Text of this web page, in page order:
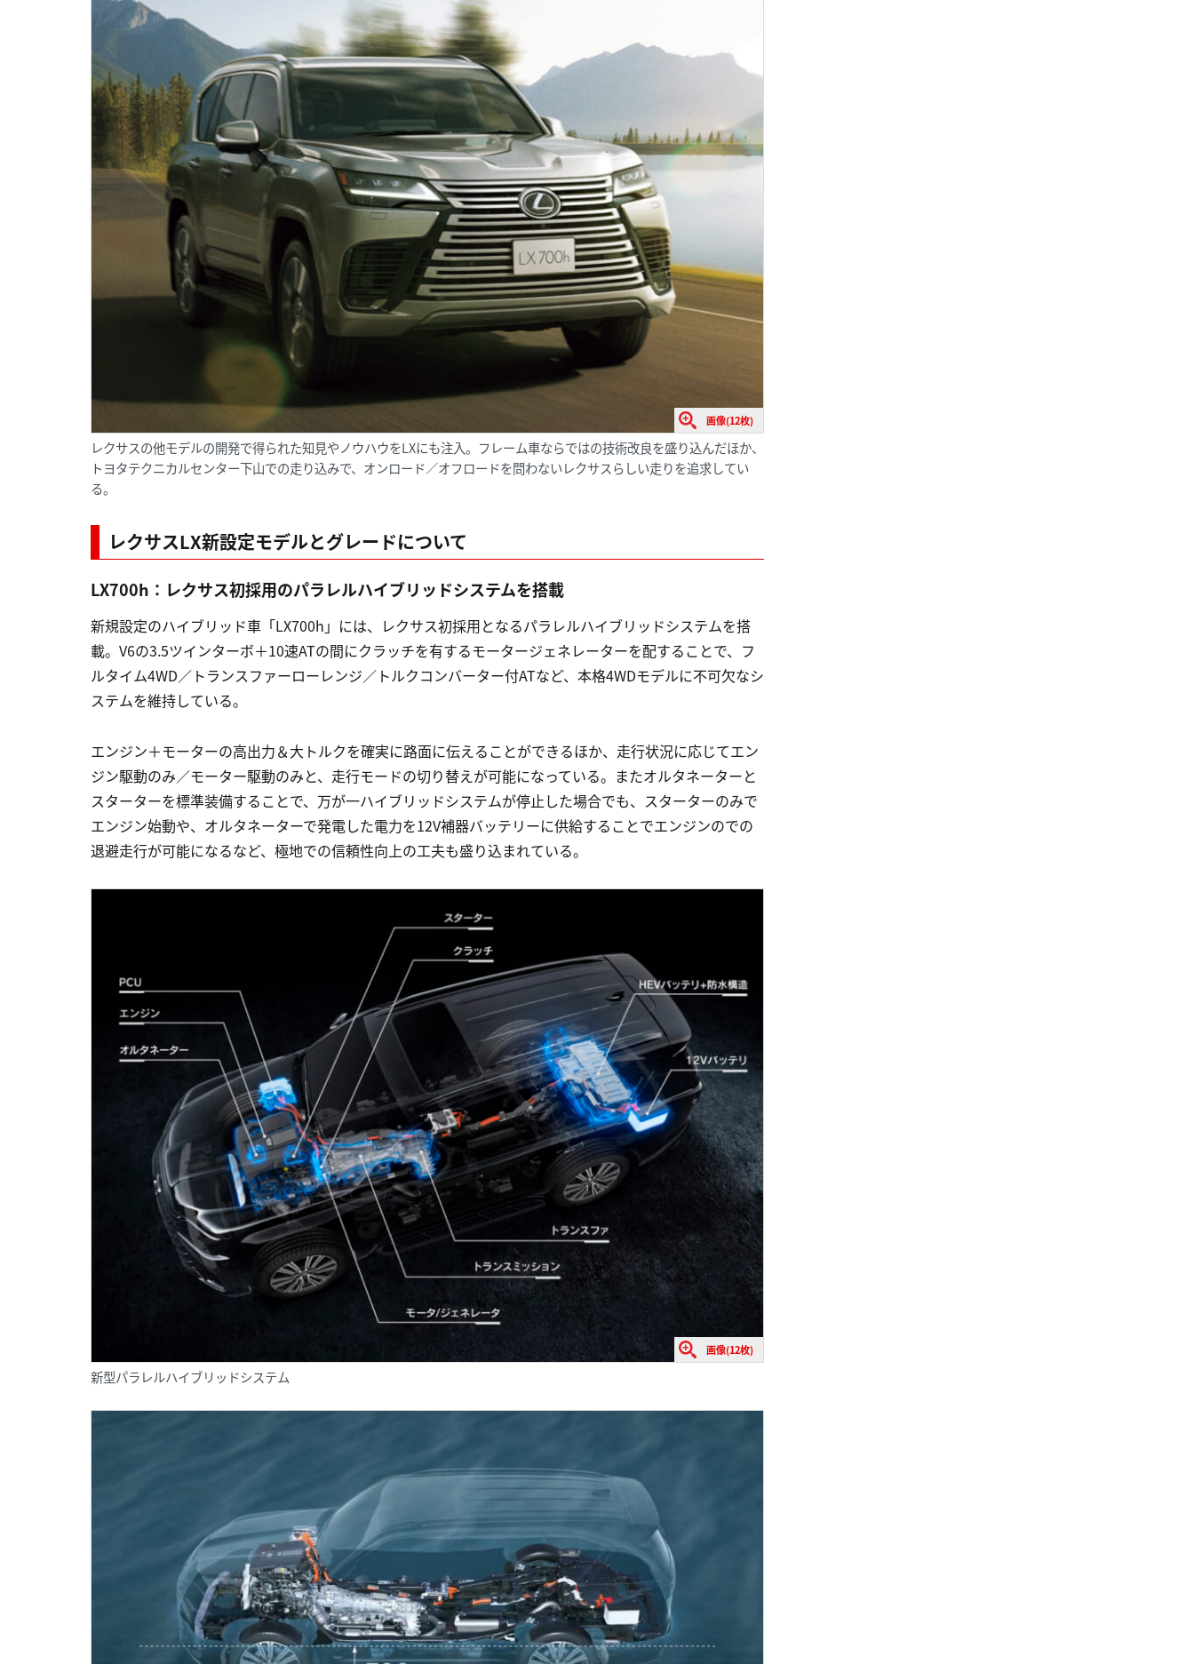
画像(12枚)
レクサスの他モデルの開発で得られた知見やノウハウをLXにも注入。フレーム車ならではの技術改良を盛り込んだほか、
トヨタテクニカルセンター下山での走り込みで、オンロード／オフロードを問わないレクサスらしい走りを追求してい
る。
レクサスLX新設定モデルとグレードについて
LX700h：レクサス初採用のパラレルハイブリッドシステムを搭載
新規設定のハイブリッド車「LX700h」には、レクサス初採用となるパラレルハイブリッドシステムを搭
載。V6の3.5ツインターボ＋10速ATの間にクラッチを有するモータージェネレーターを配することで、フ
ルタイム4WD／トランスファーローレンジ／トルクコンバーター付ATなど、本格4WDモデルに不可欠なシ
ステムを維持している。
エンジン＋モーターの高出力＆大トルクを確実に路面に伝えることができるほか、走行状況に応じてエン
ジン駆動のみ／モーター駆動のみと、走行モードの切り替えが可能になっている。またオルタネーターと
スターターを標準装備することで、万が一ハイブリッドシステムが停止した場合でも、スターターのみで
エンジン始動や、オルタネーターで発電した電力を12V補器バッテリーに供給することでエンジンのでの
退避走行が可能になるなど、極地での信頼性向上の工夫も盛り込まれている。
画像(12枚)
新型パラレルハイブリッドシステム